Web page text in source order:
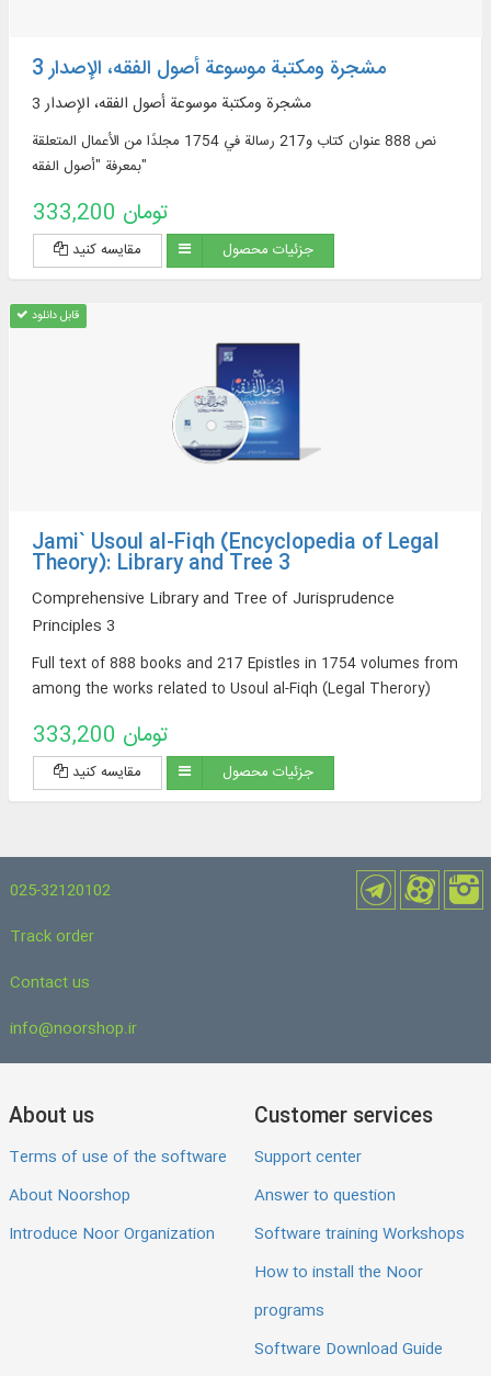
مشجرة ومكتبة موسوعة أصول الفقه، الإصدار 3
مشجرة ومكتبة موسوعة أصول الفقه، الإصدار 3
نص 888 عنوان كتاب و217 رسالة في 1754 مجلدًا من الأعمال المتعلقة
بمعرفة "أصول الفقه"
333,200 تومان
مقایسه کنید جزئیات محصول
قابل دانلود
Jami` Usoul al-Fiqh (Encyclopedia of Legal
Theory): Library and Tree 3
Comprehensive Library and Tree of Jurisprudence
Principles 3
Full text of 888 books and 217 Epistles in 1754 volumes from
among the works related to Usoul al-Fiqh (Legal Therory)
333,200 تومان
مقایسه کنید جزئیات محصول
025-32120102
Track order
Contact us
info@noorshop.ir
About us
Terms of use of the software
About Noorshop
Introduce Noor Organization
Customer services
Support center
Answer to question
Software training Workshops
How to install the Noor
programs
Software Download Guide